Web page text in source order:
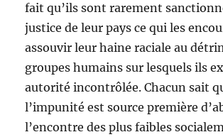
fait qu’ils sont rarement
justice de leur pays ce qui les
assouvir leur haine raciale au
groupes humains sur lesquels ils
autorité incontrôlée. Chacun sait
l’impunité est source première
l’encontre des plus faibles